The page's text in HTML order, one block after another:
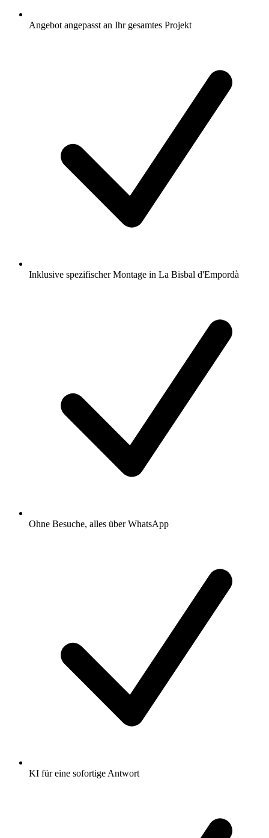
Angebot angepasst an Ihr gesamtes Projekt
Inklusive spezifischer Montage in La Bisbal d'Empordà
Ohne Besuche, alles über WhatsApp
KI für eine sofortige Antwort